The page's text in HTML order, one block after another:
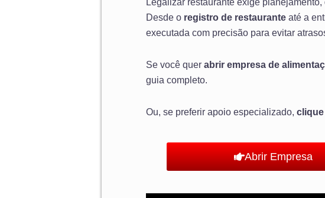
Legalizar restaurante exige
Desde o registro de restaurante até a
executada com precisão para evitar
Se você quer abrir empresa de
guia completo.
Ou, se preferir apoio especializado, clique
Abrir Empresa